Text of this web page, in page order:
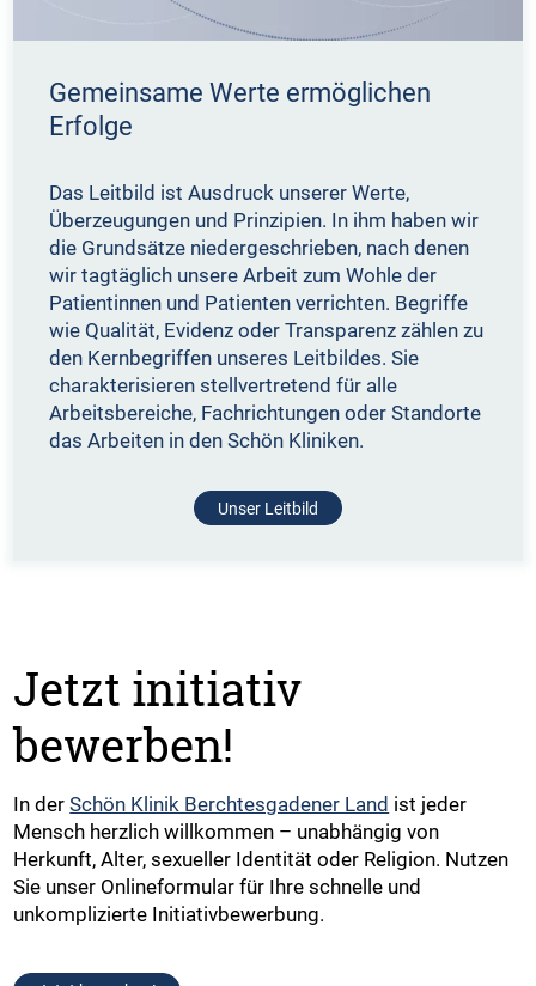
Gemeinsame Werte ermöglichen
Erfolge
Das Leitbild ist Ausdruck unserer Werte,
Überzeugungen und Prinzipien. In ihm haben wir
die Grundsätze niedergeschrieben, nach denen
wir tagtäglich unsere Arbeit zum Wohle der
Patientinnen und Patienten verrichten. Begriffe
wie Qualität, Evidenz oder Transparenz zählen zu
den Kernbegriffen unseres Leitbildes. Sie
charakterisieren stellvertretend für alle
Arbeitsbereiche, Fachrichtungen oder Standorte
das Arbeiten in den Schön Kliniken.
Unser Leitbild
Jetzt initiativ
bewerben!
In derSchön Klinik Berchtesgadener Land ist jeder
Mensch herzlich willkommen – unabhängig von
Herkunft, Alter, sexueller Identität oder Religion. Nutzen
Sie unser Onlineformular für Ihre schnelle und
unkomplizierte Initiativbewerbung.